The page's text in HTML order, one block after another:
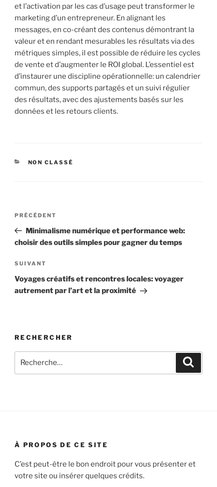
et l’activation par les cas d’usage peut transformer le
marketing d’un entrepreneur. En alignant les
messages, en co-créant des contenus démontrant la
valeur et en rendant mesurables les résultats via des
métriques simples, il est possible de réduire les cycles
de vente et d’augmenter le ROI global. L’essentiel est
d’instaurer une discipline opérationnelle: un calendrier
commun, des supports partagés et un suivi régulier
des résultats, avec des ajustements basés sur les
données et les retours clients.
CATÉGORIES
NON CLASSÉ
Navigation
l’article
Article
précédent
PRÉCÉDENT
Minimalisme numérique et performance web:
choisir des outils simples pour gagner du temps
Article
suivant
SUIVANT
Voyages créatifs et rencontres locales: voyager
autrement par l’art et la proximité
RECHERCHER
pour
À PROPOS DE CE SITE
C’est peut-être le bon endroit pour vous présenter et
votre site ou insérer quelques crédits.